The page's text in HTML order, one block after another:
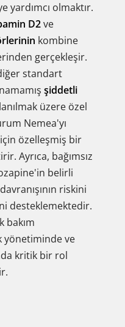
yardımcı olmaktır.
D2ve
kombine
gerçekleşir.
standart
şiddetli
üzere özel
Nemea'yı
özelleşmiş bir
Ayrıca, bağımsız
belirli
riskini
desteklemektedir.
bakım
yönetiminde ve
kritik bir rol